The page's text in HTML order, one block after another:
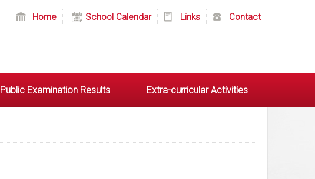
Home School Calendar Links Contact
Public Examination Results Extra-curricular Activities